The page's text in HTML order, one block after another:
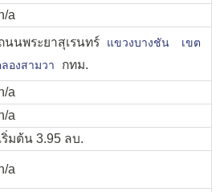
a
นนพระยาสุเรนทร์ แขวงบางชัน
เขต
องสามวา
กทม.
a
a
ริ่มต้น 3.95 ลบ.
a